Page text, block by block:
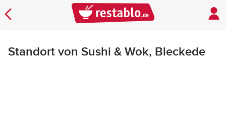
Standort von Sushi & Wok, Bleckede